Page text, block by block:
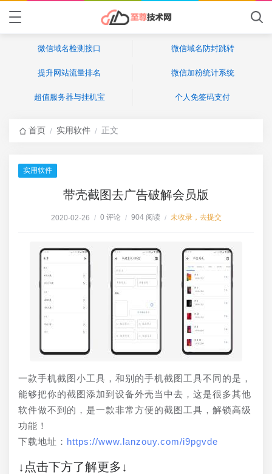
微信域名检测接口 微信域名防封跳转
提升网站流量排名 微信加粉统计系统
超值服务器与挂机宝 个人免签码支付
首页 / 实用软件 / 正文
实用软件
带壳截图去广告破解会员版
2020-02-26 / 0 评论 / 904 阅读 / 未收录，去提交
一款手机截图小工具，和别的手机截图工具不同的是，
能够把你的截图添加到设备外壳当中去，这是很多其他
软件做不到的，是一款非常方便的截图工具，解锁高级
功能！
下载地址： https://www.lanzouy.com/i9pgvde
↓点击下方了解更多↓